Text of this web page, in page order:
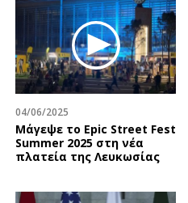
04/06/2025
Μάγεψε το Epic Street Fest
Summer 2025 στη νέα
πλατεία της Λευκωσίας